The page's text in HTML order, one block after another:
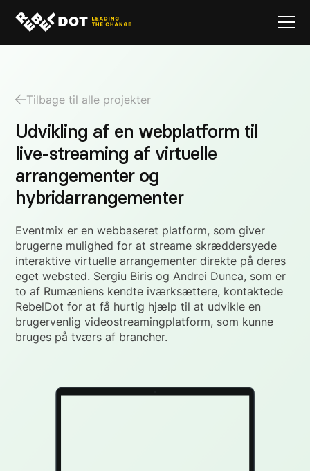
Tilbage til alle projekter
Udvikling af en webplatform til
live-streaming af virtuelle
arrangementer og
hybridarrangementer
Eventmix er en webbaseret platform, som giver
brugerne mulighed for at streame skræddersyede
interaktive virtuelle arrangementer direkte på deres
eget websted. Sergiu Biris og Andrei Dunca, som er
to af Rumæniens kendte iværksættere, kontaktede
RebelDot for at få hurtig hjælp til at udvikle en
brugervenlig videostreamingplatform, som kunne
bruges på tværs af brancher.